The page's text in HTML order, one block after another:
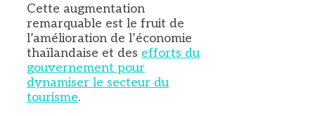
Cette augmentation
remarquable est le fruit de
l’amélioration de l’économie
thaïlandaise et des efforts du
gouvernement pour
dynamiser le secteur du
tourisme.